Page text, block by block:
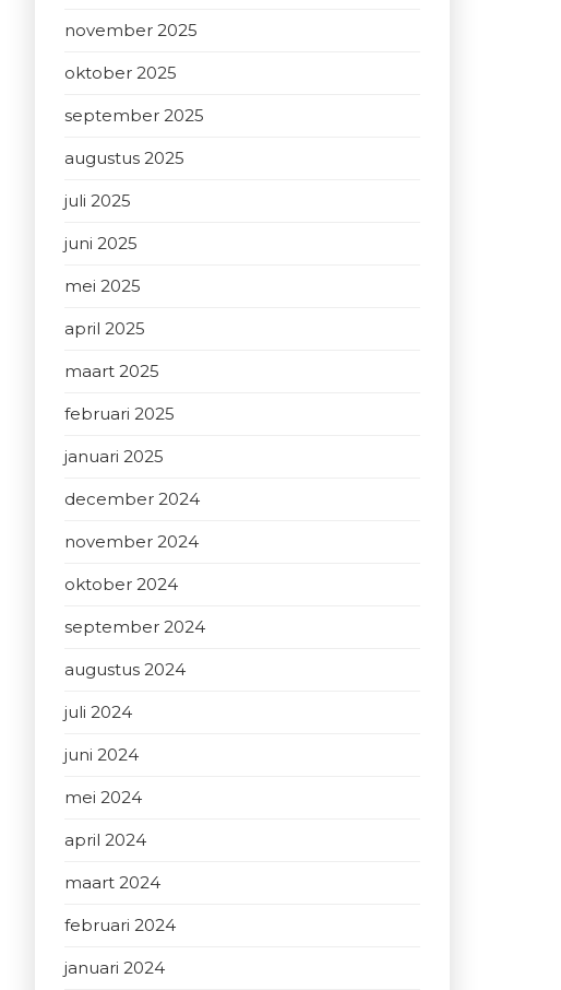
november 2025
oktober 2025
september 2025
augustus 2025
juli 2025
juni 2025
mei 2025
april 2025
maart 2025
februari 2025
januari 2025
december 2024
november 2024
oktober 2024
september 2024
augustus 2024
juli 2024
juni 2024
mei 2024
april 2024
maart 2024
februari 2024
januari 2024